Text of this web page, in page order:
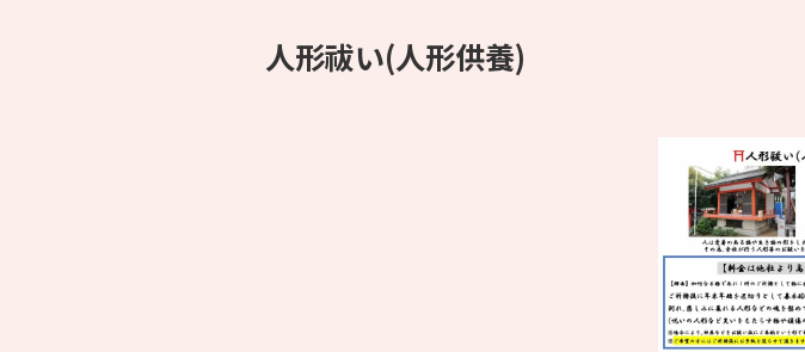
人形祓い(人形供養)